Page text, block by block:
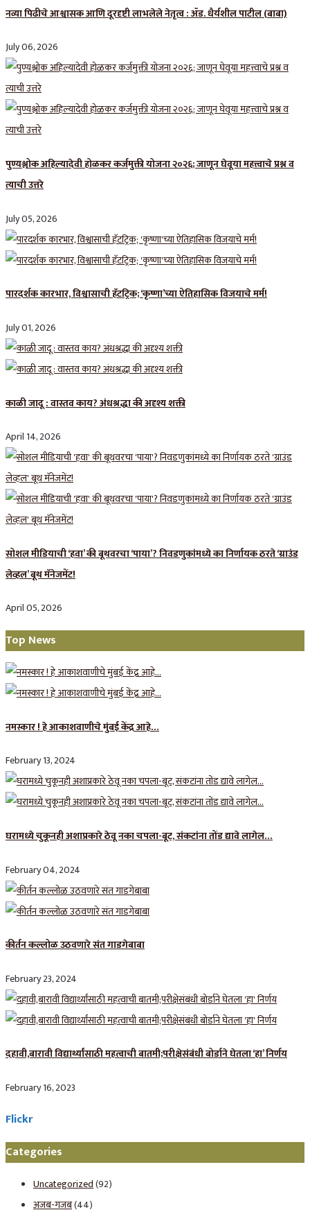
नव्या पिढीचे आश्वासक आणि दूरदृष्टी लाभलेले नेतृत्व : ॲड. धैर्यशील पाटील (बाबा)
July 06, 2026
पुण्यश्लोक अहिल्यादेवी होळकर कर्जमुक्ती योजना २०२६; जाणून घेवूया महत्त्वाचे प्रश्न व
त्याची उत्तरे
July 05, 2026
पारदर्शक कारभार, विश्वासाची हॅटट्रिक; ‘कृष्णा’च्या ऐतिहासिक विजयाचे मर्म!
July 01, 2026
काळी जादू : वास्तव काय? अंधश्रद्धा की अदृश्य शक्ती
April 14, 2026
सोशल मीडियाची ‘हवा’ की बूथवरचा ‘पाया’? निवडणुकांमध्ये का निर्णायक ठरते ‘ग्राउंड
लेव्हल’ बूथ मॅनेजमेंट!
April 05, 2026
Top News
नमस्कार ! हे आकाशवाणीचे मुंबई केंद्र आहे…
February 13, 2024
घरामध्ये चुकूनही अशाप्रकारे ठेवू नका चपला-बूट, संकटांना तोंड द्यावे लागेल…
February 04, 2024
कीर्तन कल्लोळ उठवणारे संत गाडगेबाबा
February 23, 2024
दहावी,बारावी विद्यार्थ्यांसाठी महत्वाची बातमी;परीक्षेसंबंधी बोर्डाने घेतला ‘हा’ निर्णय
February 16, 2023
Flickr
Categories
Uncategorized(92)
अजब-गजब(44)